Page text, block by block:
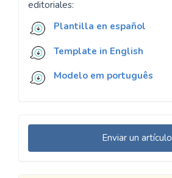
editoriales:
Plantilla en español
Template in English
Modelo em português
Enviar
un
Enviar un artículo